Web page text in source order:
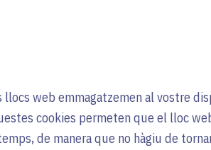
web emmagatzemen al vostre
cookies permeten que el lloc
de manera que no hàgiu de